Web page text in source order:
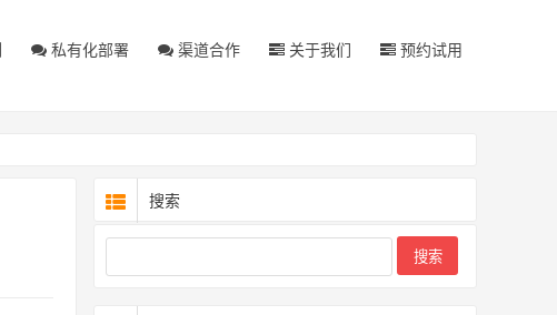
私有化部署 渠道合作 关于我们 预约试用
搜索